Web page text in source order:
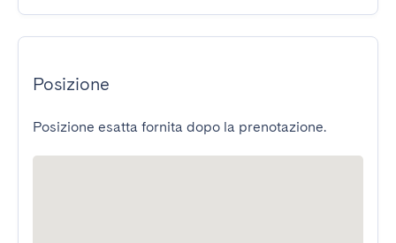
Posizione
Posizione esatta fornita dopo la prenotazione.